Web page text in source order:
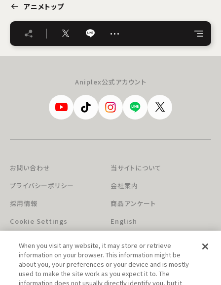
アニメトップ
…
Aniplex公式アカウント
お問い合わせ
当サイトについて
プライバシーポリシー
会社案内
採用情報
商品アンケート
Cookie Settings
English
When you visit any website, it may store or retrieve
information on your browser. This information might be
about you, your preferences or your device and is mostly
used to make the site work as you expect it to. The
information does not usually directly identify you, but it